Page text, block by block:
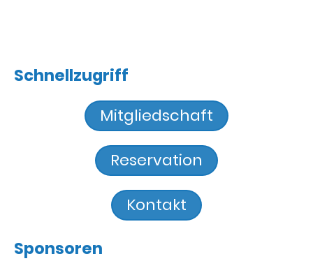
Schnellzugriff
Mitgliedschaft
Reservation
Kontakt
Sponsoren